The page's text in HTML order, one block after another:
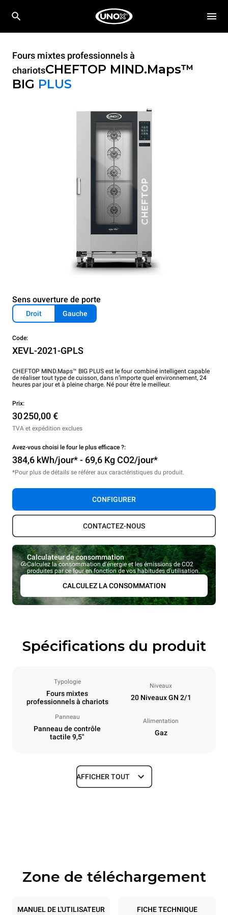
Fours mixtes professionnels à
chariotsCHEFTOP MIND.Maps™
BIG PLUS
Sens ouverture de porte
Droit Gauche
Code:
XEVL-2021-GPLS
CHEFTOP MIND.Maps™ BIG PLUS est le four combiné intelligent capable
de réaliser tout type de cuisson, dans n’importe quel environnement, 24
heures par jour et à pleine charge. Né pour être le meilleur.
Prix:
30 250,00 €
TVA et expédition exclues
Avez-vous choisi le four le plus efficace ?:
384,6 kWh/jour* - 69,6 Kg CO2/jour*
*Pour plus de détails se référer aux caractéristiques du produit.
CONFIGURER
CONTACTEZ-NOUS
Calculateur de consommation
Calculez la consommation d'énergie et les émissions de CO2
produites par ce four en fonction de vos habitudes d'utilisation.
CALCULEZ LA CONSOMMATION
Spécifications du produit
Typologie
Fours mixtes
professionnels à chariots
Niveaux
20 Niveaux GN 2/1
Panneau
Panneau de contrôle
tactile 9,5"
Alimentation
Gaz
Dimensions
Caractéristiques de la plaque
20 GN 2/1
AFFICHER TOUT
Zone de téléchargement
MANUEL DE L'UTILISATEUR FICHE TECHNIQUE